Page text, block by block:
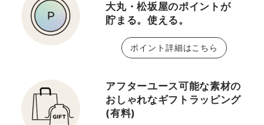
大丸・松坂屋のポイントが
貯まる。使える。
ポイント詳細はこちら
アフターユース可能な素材の
おしゃれなギフトラッピング
(有料)